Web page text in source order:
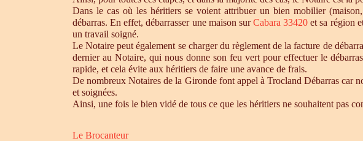
Dans le cas où les héritiers se voient attribuer un bien mobilier
débarras. En effet, débarrasser une maison surCabara 33420 et sa région
un travail soigné.
Le Notaire peut également se charger du règlement de la facture de
dernier au Notaire, qui nous donne son feu vert pour effectuer le
rapide, et cela évite aux héritiers de faire une avance de frais.
De nombreux Notaires de la Gironde font appel à Trocland Débarras car
et soignées.
Ainsi, une fois le bien vidé de tous ce que les héritiers ne souhaitent pas
Le Brocanteur